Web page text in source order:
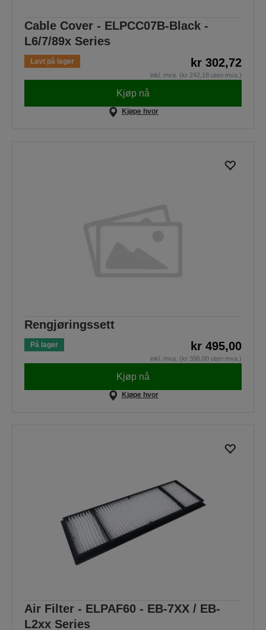
Cable Cover - ELPCC07B-Black -
L6/7/89x Series
Lavt på lager kr 302,72
inkl. mva. (kr 242,18 uten mva.)
Kjøp nå
Kjøpe hvor
Rengjøringssett
På lager kr 495,00
inkl. mva. (kr 396,00 uten mva.)
Kjøp nå
Kjøpe hvor
Air Filter - ELPAF60 - EB-7XX / EB-
L2xx Series